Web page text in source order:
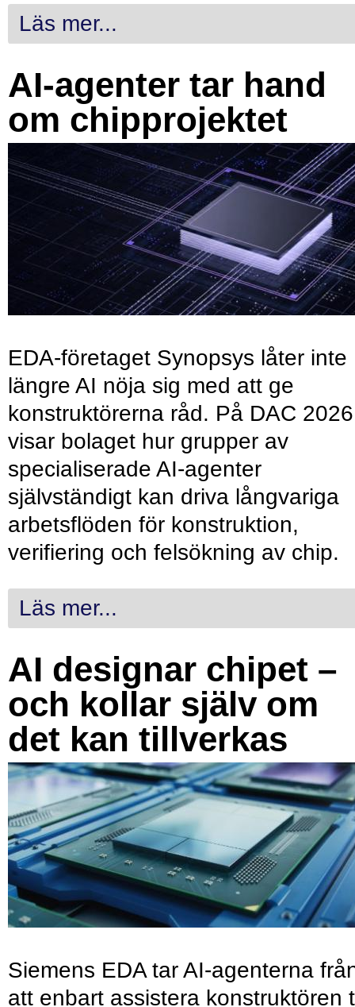
Läs mer...
AI-agenter tar hand
om chipprojektet
EDA-företaget Synopsys låter inte
längre AI nöja sig med att ge
konstruktörerna råd. På DAC 2026
visar bolaget hur grupper av
specialiserade AI-agenter
självständigt kan driva långvariga
arbetsflöden för konstruktion,
verifiering och felsökning av chip.
Läs mer...
AI designar chipet –
och kollar själv om
det kan tillverkas
Siemens EDA tar AI-agenterna
att enbart assistera konstruktören